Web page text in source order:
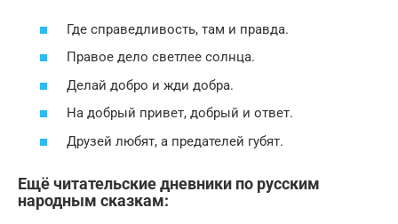
Где справедливость, там и правда.
Правое дело светлее солнца.
Делай добро и жди добра.
На добрый привет, добрый и ответ.
Друзей любят, а предателей губят.
Ещё читательские дневники по русским
народным сказкам: